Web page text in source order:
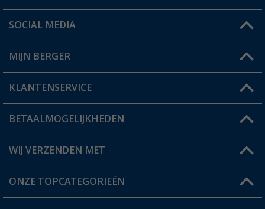
Een vraag?
Winkel vinden
SOCIAL MEDIA
MIJN BERGER
Mijn account
Status bestelling
Verlanglijstje
KLANTENSERVICE
FAQ & Contact
Verzendinformatie
Catalogus
BETAALMOGELIJKHEDEN
WIJ VERZENDEN MET
ONZE TOPCATEGORIEËN